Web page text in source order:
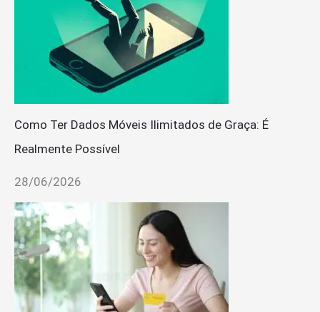
Como Ter Dados Móveis Ilimitados de Graça: É
Realmente Possível
28/06/2026